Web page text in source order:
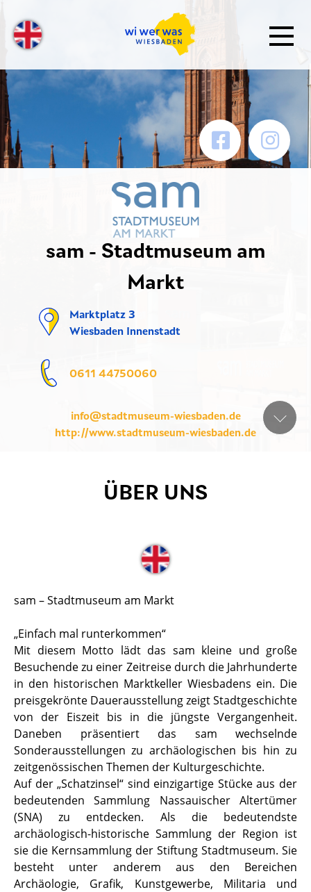
sam - Stadtmuseum am
Markt
Marktplatz 3
Wiesbaden Innenstadt
0611 44750060
info@stadtmuseum-wiesbaden.de
http://www.stadtmuseum-wiesbaden.de
ÜBER UNS
sam – Stadtmuseum am Markt
„Einfach mal runterkommen“
Mit diesem Motto lädt das sam kleine und große
Besuchende zu einer Zeitreise durch die Jahrhunderte
in den historischen Marktkeller Wiesbadens ein. Die
preisgekrönte Dauerausstellung zeigt Stadtgeschichte
von der Eiszeit bis in die jüngste Vergangenheit.
Daneben präsentiert das sam wechselnde
Sonderausstellungen zu archäologischen bis hin zu
zeitgenössischen Themen der Kulturgeschichte.
Auf der „Schatzinsel“ sind einzigartige Stücke aus der
bedeutenden Sammlung Nassauischer Altertümer
(SNA) zu entdecken. Als die bedeutendste
archäologisch-historische Sammlung der Region ist
sie die Kernsammlung der Stiftung Stadtmuseum. Sie
besteht unter anderem aus den Bereichen
Archäologie, Grafik, Kunstgewerbe, Militaria und